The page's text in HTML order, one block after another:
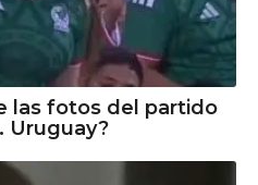
las fotos del partido
Uruguay?